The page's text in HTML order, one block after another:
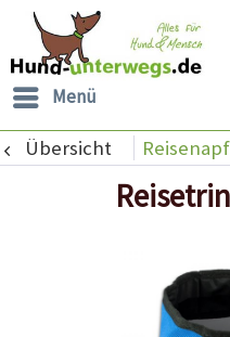
Menü
Übersicht Reisenapf